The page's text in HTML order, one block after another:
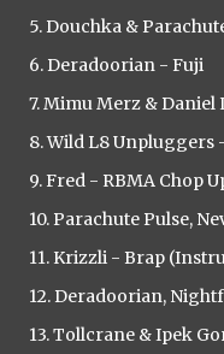
5. Douchka &
6. Deradoorian - Fuji
7. Mimu Merz &
8. Wild L8 Unpluggers
9. Fred - RBMA Chop
10. Parachute Pulse,
11. Krizzli - Brap
12. Deradoorian,
13. Tollcrane & Ipek